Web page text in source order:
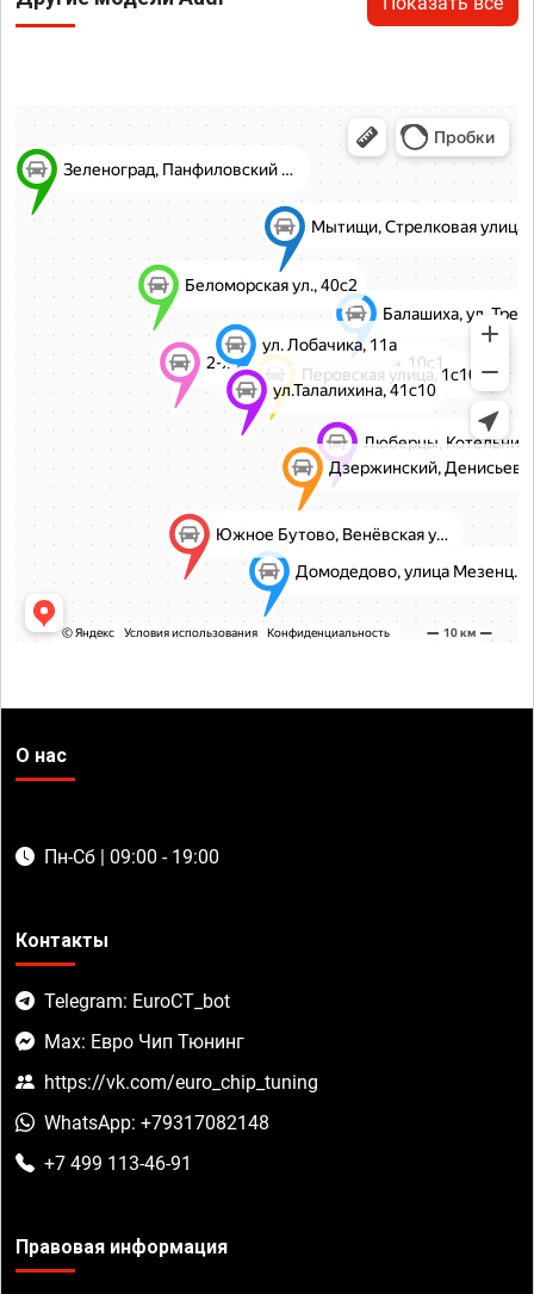
О нас
Пн-Сб | 09:00 - 19:00
Контакты
Telegram: EuroCT_bot
Max: Евро Чип Тюнинг
https://vk.com/euro_chip_tuning
WhatsApp: +79317082148
+7 499 113-46-91
Правовая информация